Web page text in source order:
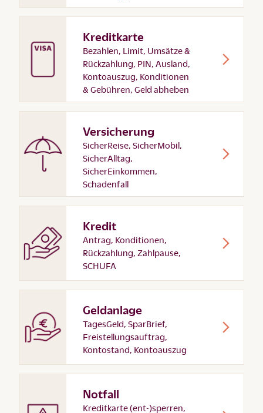
Kreditkarte
Bezahlen, Limit, Umsätze &
Rückzahlung, PIN, Ausland,
Kontoauszug, Konditionen
& Gebühren, Geld abheben
Versicherung
SicherReise, SicherMobil,
SicherAlltag,
SicherEinkommen,
Schadenfall
Kredit
Antrag, Konditionen,
Rückzahlung, Zahlpause,
SCHUFA
Geldanlage
TagesGeld, SparBrief,
Freistellungsauftrag,
Kontostand, Kontoauszug
Notfall
Kreditkarte (ent-)sperren,